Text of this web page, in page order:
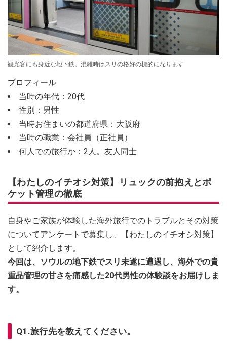
観光客にも身近な地下鉄。混雑時はスリの格好の標的になります
プロフィール
当時の年代：20代
性別：男性
当時お住まいの都道府県：大阪府
当時の職業：会社員（正社員）
何人での旅行か：2人。友人同士
【わたしのイチオシ対策】リュックの前抱えとポ
ケット管理の徹底
自身やご家族が体験した海外旅行でのトラブルとその対策
についてアンケートで募集し、【わたしのイチオシ対策】
として紹介します。
今回は、ソウルの地下鉄でスリ未遂に遭遇し、海外での貴
重品管理の甘さを痛感した20代男性の体験談をお届けしま
す。
Q1.旅行先を教えてください。